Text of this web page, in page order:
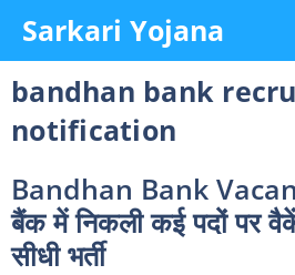
content
Sarkari Yojana
bandhan bank
notification
Bandhan Bank
बैंक में निकली कई पदों पर
सीधी भर्ती